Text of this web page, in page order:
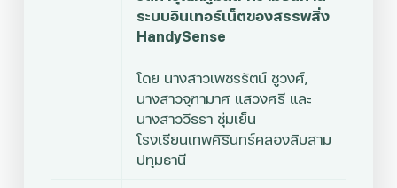
ระบบอินเทอร์เน็ตของสรรพสิ่ง
HandySense
โดย นางสาวเพชรรัตน์ ชูวงศ์,
นางสาวจุฑามาศ แสวงศรี และ
นางสาววีธรา ชุ่มเย็น
โรงเรียนเทพศิรินทร์คลองสิบสาม
ปทุมธานี